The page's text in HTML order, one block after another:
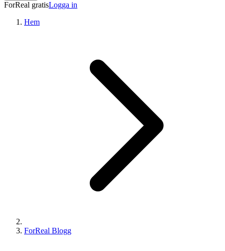
ForReal gratisLogga in
Hem
ForReal Blogg